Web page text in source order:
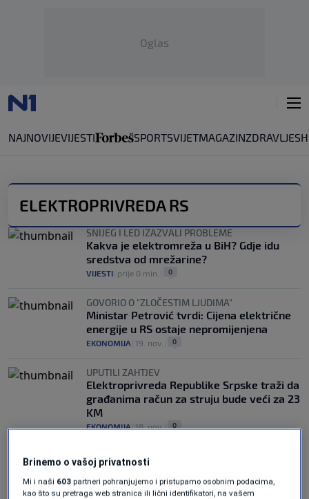
Oglas
NAJNOVIJEVIJESTI SPORTSVIJETMAGAZINZDRAVLJE
ELEKTROPRIVREDA RS
SNIJEG I LED IZAZVALI PROBLEME
Kakva je elektromreža u BiH? Gdje idu
sredstva od mrežarine?
VIJESTI prije 0 min. 0
GOVORIO O "ZLOČESTIM LJUDIMA"
Ministar Petrović tvrdi: Cijena električne
energije u RS ostaje nepromijenjena
EKONOMIJA 19. nov. 0
UPUTILI ZAHTJEV
Elektroprivreda Republike Srpske traži da
građanima račun za struju bude veći za 23
KM
EKONOMIJA|18. nov.| 0
Brinemo o vašoj privatnosti
Mi i naši 603 partneri pohranjujemo i pristupamo osobnim podacima,
kao što su pretraga web stranica ili lični identifikatori, na vašem